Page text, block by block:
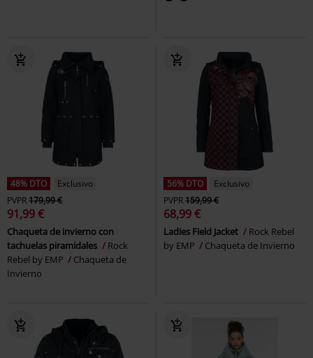
48% DTO
Exclusivo
PVPR179,99 €
91,99 €
Chaqueta de invierno con
tachuelas piramidales
Rock
Rebel by EMP
Chaqueta de
Invierno
56% DTO
Exclusivo
PVPR159,99 €
68,99 €
Ladies Field Jacket
Rock Rebel
by EMP
Chaqueta de Invierno